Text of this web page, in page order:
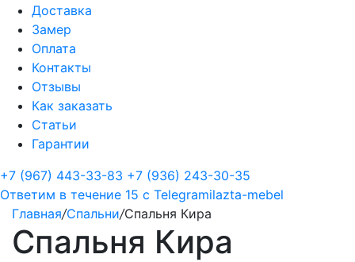
Доставка
Замер
Оплата
Контакты
Отзывы
Как заказать
Статьи
Гарантии
+7 (967) 443-33-83 +7 (936) 243-30-35
Ответим в течение 15 с Telegramilazta-mebel
Главная/Спальни/Спальня Кира
Спальня Кира